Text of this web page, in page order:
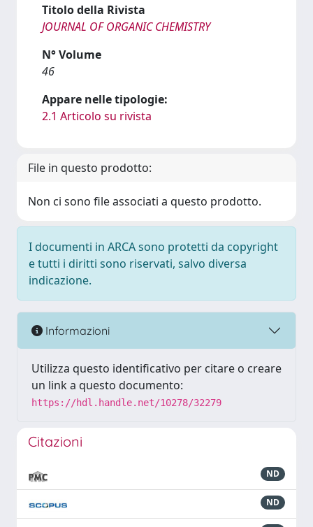
Titolo della Rivista
JOURNAL OF ORGANIC CHEMISTRY
N° Volume
46
Appare nelle tipologie:
2.1 Articolo su rivista
File in questo prodotto:
Non ci sono file associati a questo prodotto.
I documenti in ARCA sono protetti da copyright
e tutti i diritti sono riservati, salvo diversa
indicazione.
Informazioni
Utilizza questo identificativo per citare o creare
un link a questo documento:
https://hdl.handle.net/10278/32279
Citazioni
ND
ND